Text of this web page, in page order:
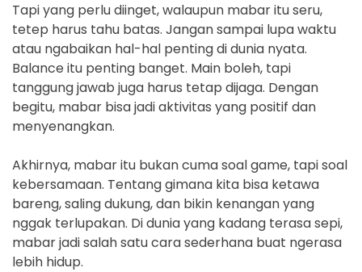
Tapi yang perlu diinget, walaupun mabar itu seru,
tetep harus tahu batas. Jangan sampai lupa waktu
atau ngabaikan hal-hal penting di dunia nyata.
Balance itu penting banget. Main boleh, tapi
tanggung jawab juga harus tetap dijaga. Dengan
begitu, mabar bisa jadi aktivitas yang positif dan
menyenangkan.
Akhirnya, mabar itu bukan cuma soal game, tapi soal
kebersamaan. Tentang gimana kita bisa ketawa
bareng, saling dukung, dan bikin kenangan yang
nggak terlupakan. Di dunia yang kadang terasa sepi,
mabar jadi salah satu cara sederhana buat ngerasa
lebih hidup.